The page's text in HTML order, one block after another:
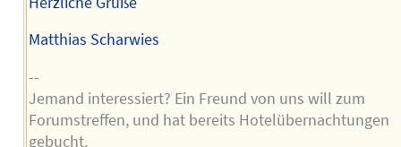
Matthias Scharwies
--
Jemand interessiert? Ein Freund von uns will zum
Forumstreffen, und hat bereits Hotelübernachtungen
gebucht.